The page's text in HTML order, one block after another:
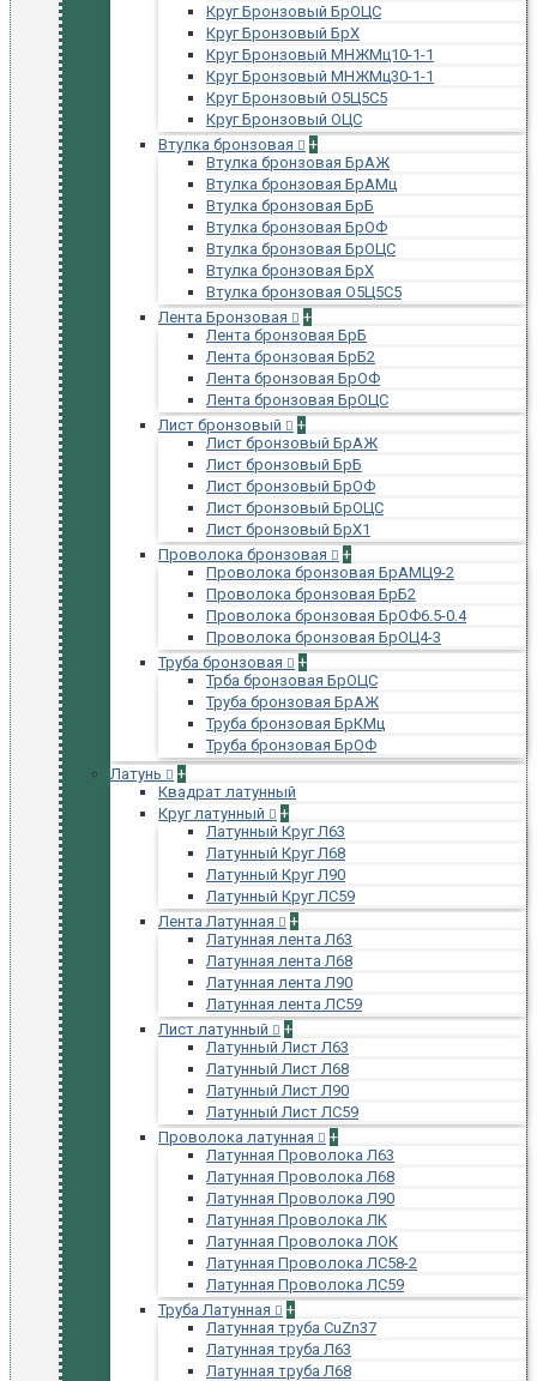
Круг Бронзовый БрОЦС
Круг Бронзовый БрХ
Круг Бронзовый МНЖМц10-1-1
Круг Бронзовый МНЖМц30-1-1
Круг Бронзовый О5Ц5С5
Круг Бронзовый ОЦС
Втулка бронзовая
+
Втулка бронзовая БрАЖ
Втулка бронзовая БрАМц
Втулка бронзовая БрБ
Втулка бронзовая БрОФ
Втулка бронзовая БрОЦС
Втулка бронзовая БрХ
Втулка бронзовая О5Ц5С5
Лента Бронзовая
+
Лента бронзовая БрБ
Лента бронзовая БрБ2
Лента бронзовая БрОФ
Лента бронзовая БрОЦС
Лист бронзовый
+
Лист бронзовый БрАЖ
Лист бронзовый БрБ
Лист бронзовый БрОФ
Лист бронзовый БрОЦС
Лист бронзовый БрХ1
Проволока бронзовая
+
Проволока бронзовая БрАМЦ9-2
Проволока бронзовая БрБ2
Проволока бронзовая БрОФ6.5-0.4
Проволока бронзовая БрОЦ4-3
Труба бронзовая
+
Трба бронзовая БрОЦС
Труба бронзовая БрАЖ
Труба бронзовая БрКМц
Труба бронзовая БрОФ
Латунь
+
Квадрат латунный
Круг латунный
+
Латунный Круг Л63
Латунный Круг Л68
Латунный Круг Л90
Латунный Круг ЛС59
Лента Латунная
+
Латунная лента Л63
Латунная лента Л68
Латунная лента Л90
Латунная лента ЛС59
Лист латунный
+
Латунный Лист Л63
Латунный Лист Л68
Латунный Лист Л90
Латунный Лист ЛС59
Проволока латунная
+
Латунная Проволока Л63
Латунная Проволока Л68
Латунная Проволока Л90
Латунная Проволока ЛК
Латунная Проволока ЛОК
Латунная Проволока ЛС58-2
Латунная Проволока ЛС59
Труба Латунная
+
Латунная труба CuZn37
Латунная труба Л63
Латунная труба Л68